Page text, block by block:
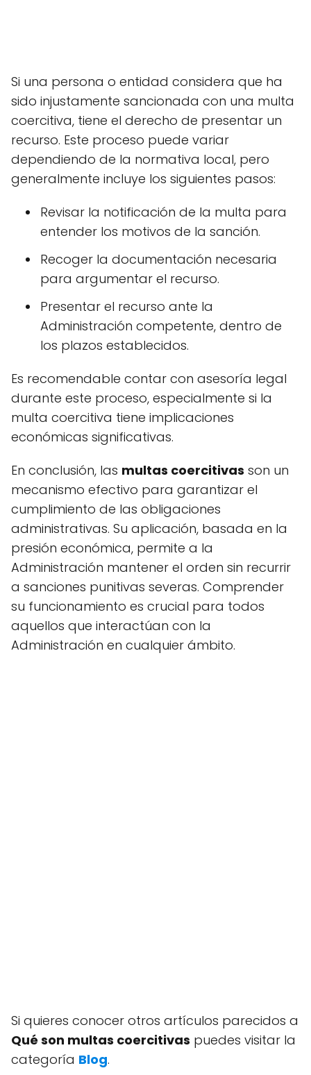
Si una persona o entidad considera que ha
sido injustamente sancionada con una multa
coercitiva, tiene el derecho de presentar un
recurso. Este proceso puede variar
dependiendo de la normativa local, pero
generalmente incluye los siguientes pasos:
Revisar la notificación de la multa para
entender los motivos de la sanción.
Recoger la documentación necesaria
para argumentar el recurso.
Presentar el recurso ante la
Administración competente, dentro de
los plazos establecidos.
Es recomendable contar con asesoría legal
durante este proceso, especialmente si la
multa coercitiva tiene implicaciones
económicas significativas.
En conclusión, las multas coercitivas son un
mecanismo efectivo para garantizar el
cumplimiento de las obligaciones
administrativas. Su aplicación, basada en la
presión económica, permite a la
Administración mantener el orden sin recurrir
a sanciones punitivas severas. Comprender
su funcionamiento es crucial para todos
aquellos que interactúan con la
Administración en cualquier ámbito.
Si quieres conocer otros artículos parecidos a
Qué son multas coercitivas puedes visitar la
categoría Blog.